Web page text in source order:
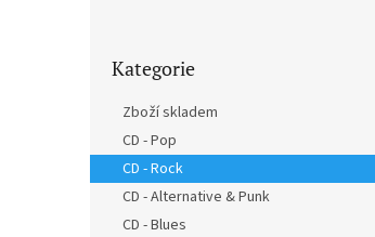
n
kategorie
Kategorie
Zboží skladem
CD - Pop
CD - Rock
CD - Alternative & Punk
CD - Blues